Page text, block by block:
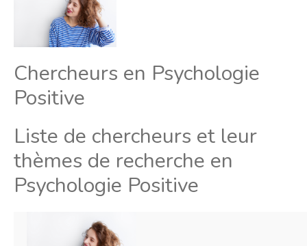
Chercheurs en Psychologie
Positive
Liste de chercheurs et leur
thèmes de recherche en
Psychologie Positive